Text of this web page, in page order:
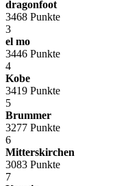
dragonfoot
3468 Punkte
3
el mo
3446 Punkte
4
Kobe
3419 Punkte
5
Brummer
3277 Punkte
6
Mitterskirchen
3083 Punkte
7